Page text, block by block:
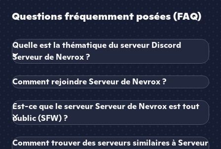
Questions fréquemment posées (FAQ)
Quelle est la thématique du serveur Discord
Serveur de Nevrox ?
Comment rejoindre Serveur de Nevrox ?
Est-ce que le serveur Serveur de Nevrox est tout
public (SFW) ?
Comment trouver des serveurs similaires à Serveur